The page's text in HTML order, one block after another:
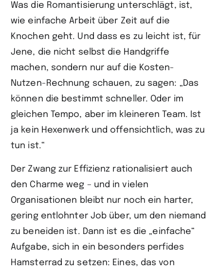
Was die Romantisierung unterschlägt, ist,
wie einfache Arbeit über Zeit auf die
Knochen geht. Und dass es zu leicht ist, für
Jene, die nicht selbst die Handgriffe
machen, sondern nur auf die Kosten-
Nutzen-Rechnung schauen, zu sagen: „Das
können die bestimmt schneller. Oder im
gleichen Tempo, aber im kleineren Team. Ist
ja kein Hexenwerk und offensichtlich, was zu
tun ist.“
Der Zwang zur Effizienz rationalisiert auch
den Charme weg – und in vielen
Organisationen bleibt nur noch ein harter,
gering entlohnter Job über, um den niemand
zu beneiden ist. Dann ist es die „einfache“
Aufgabe, sich in ein besonders perfides
Hamsterrad zu setzen: Eines, das von